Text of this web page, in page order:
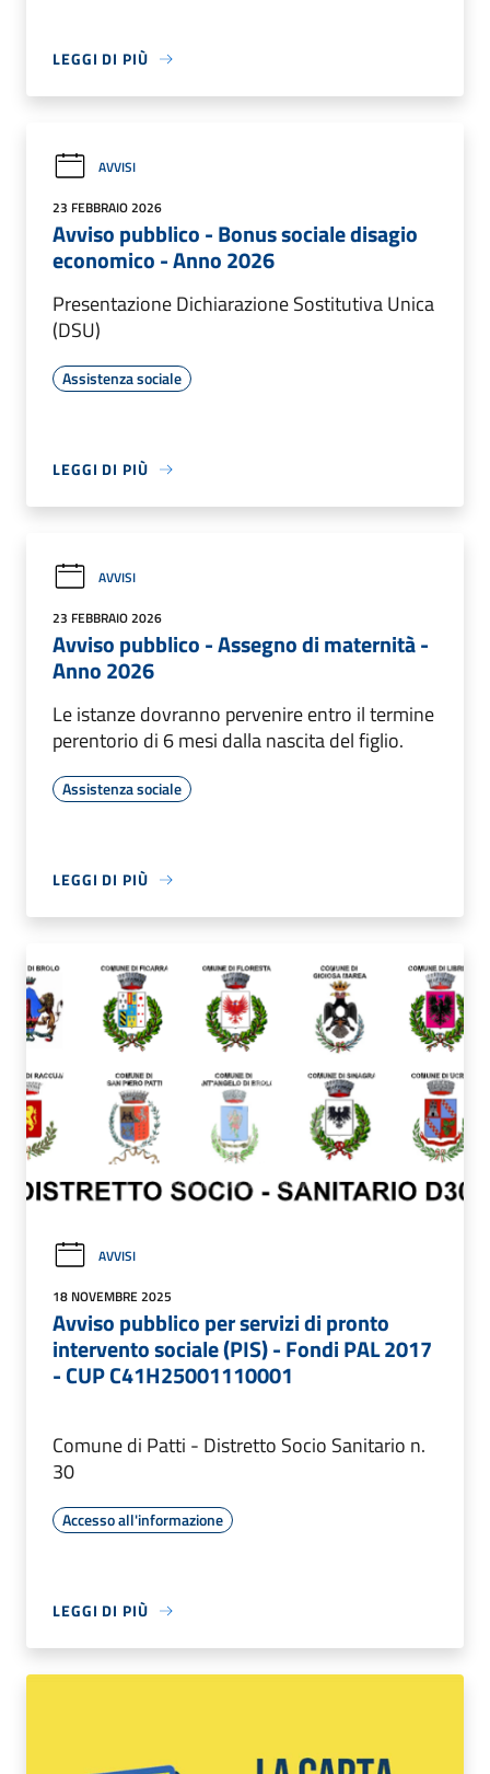
LEGGI DI PIÙ
AVVISI
23 FEBBRAIO 2026
Avviso pubblico - Bonus sociale disagio
economico - Anno 2026
Presentazione Dichiarazione Sostitutiva Unica
(DSU)
Assistenza sociale
LEGGI DI PIÙ
AVVISI
23 FEBBRAIO 2026
Avviso pubblico - Assegno di maternità -
Anno 2026
Le istanze dovranno pervenire entro il termine
perentorio di 6 mesi dalla nascita del figlio.
Assistenza sociale
LEGGI DI PIÙ
AVVISI
18 NOVEMBRE 2025
Avviso pubblico per servizi di pronto
intervento sociale (PIS) - Fondi PAL 2017
- CUP C41H25001110001
Comune di Patti - Distretto Socio Sanitario n.
30
Accesso all'informazione
LEGGI DI PIÙ